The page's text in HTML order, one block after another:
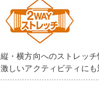
縦・横方向へのストレッチ
激しいアクティビティにも